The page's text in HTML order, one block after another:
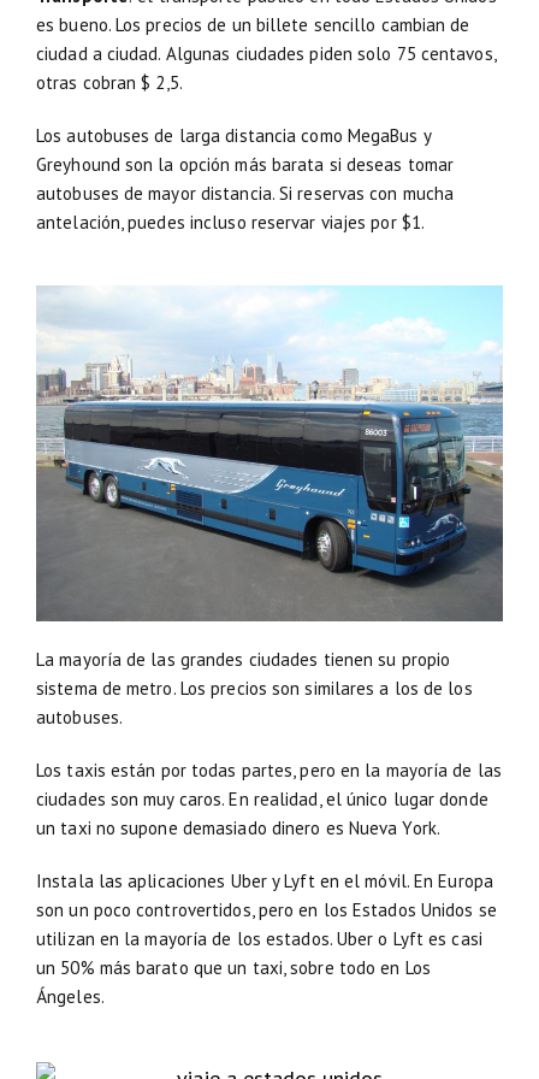
es bueno. Los precios de un billete sencillo cambian de
ciudad a ciudad. Algunas ciudades piden solo 75 centavos,
otras cobran $ 2,5.
Los autobuses de larga distancia como MegaBus y
Greyhound son la opción más barata si deseas tomar
autobuses de mayor distancia. Si reservas con mucha
antelación, puedes incluso reservar viajes por $1.
La mayoría de las grandes ciudades tienen su propio
sistema de metro. Los precios son similares a los de los
autobuses.
Los taxis están por todas partes, pero en la mayoría de las
ciudades son muy caros. En realidad, el único lugar donde
un taxi no supone demasiado dinero es Nueva York.
Instala las aplicaciones Uber y Lyft en el móvil. En Europa
son un poco controvertidos, pero en los Estados Unidos se
utilizan en la mayoría de los estados. Uber o Lyft es casi
un 50% más barato que un taxi, sobre todo en Los
Ángeles.